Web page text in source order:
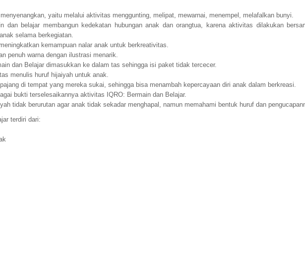
yaitu melalui aktivitas menggunting, melipat, mewarnai, menempel, melafalkan bunyi.
dan belajar membangun kedekatan hubungan anak dan orangtua, karena aktivitas dilakukan
selama berkegiatan.
kemampuan nalar anak untuk berkreativitas.
penuh warna dengan ilustrasi menarik.
dan Belajar dimasukkan ke dalam tas sehingga isi paket tidak tercecer.
menulis huruf hijaiyah untuk anak.
di tempat yang mereka sukai, sehingga bisa menambah kepercayaan diri anak dalam berkreasi.
bukti terselesaikannya aktivitas IQRO: Bermain dan Belajar.
tidak berurutan agar anak tidak sekadar menghapal, namun memahami bentuk huruf dan
terdiri dari: